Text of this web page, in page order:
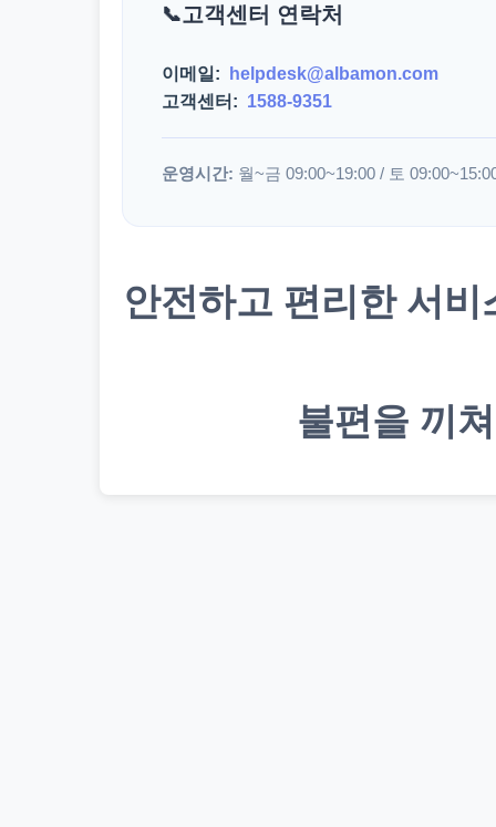
고객센터 연락처
이메일:
helpdesk@albamon.com
고객센터: 1588-9351
운영시간: 월~금 09:00~19:00 / 토
안전하고 편리한 서
불편을 끼